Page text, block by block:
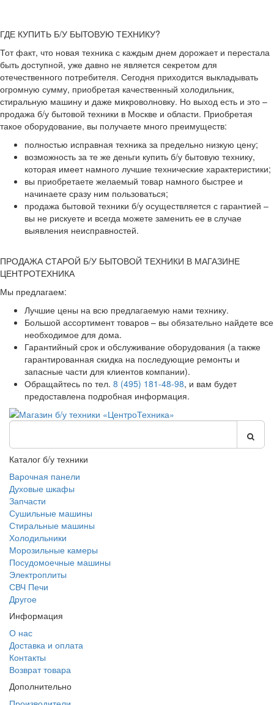
ГДЕ КУПИТЬ Б/У БЫТОВУЮ ТЕХНИКУ?
Тот факт, что новая техника с каждым днем дорожает и перестала
быть доступной, уже давно не является секретом для
отечественного потребителя. Сегодня приходится выкладывать
огромную сумму, приобретая качественный холодильник,
стиральную машину и даже микроволновку. Но выход есть и это –
продажа б/у бытовой техники в Москве и области. Приобретая
такое оборудование, вы получаете много преимуществ:
полностью исправная техника за предельно низкую цену;
возможность за те же деньги купить б/у бытовую технику,
которая имеет намного лучшие технические характеристики;
вы приобретаете желаемый товар намного быстрее и
начинаете сразу ним пользоваться;
продажа бытовой техники б/у осуществляется с гарантией –
вы не рискуете и всегда можете заменить ее в случае
выявления неисправностей.
ПРОДАЖА СТАРОЙ Б/У БЫТОВОЙ ТЕХНИКИ В МАГАЗИНЕ
ЦЕНТРОТЕХНИКА
Мы предлагаем:
Лучшие цены на всю предлагаемую нами технику.
Большой ассортимент товаров – вы обязательно найдете все
необходимое для дома.
Гарантийный срок и обслуживание оборудования (а также
гарантированная скидка на последующие ремонты и
запасные части для клиентов компании).
Обращайтесь по тел. 8 (495) 181-48-98, и вам будет
предоставлена подробная информация.
Каталог б/у техники
Варочная панели
Духовые шкафы
Запчасти
Сушильные машины
Стиральные машины
Холодильники
Морозильные камеры
Посудомоечные машины
Электроплиты
СВЧ Печи
Другое
Информация
О нас
Доставка и оплата
Контакты
Возврат товара
Дополнительно